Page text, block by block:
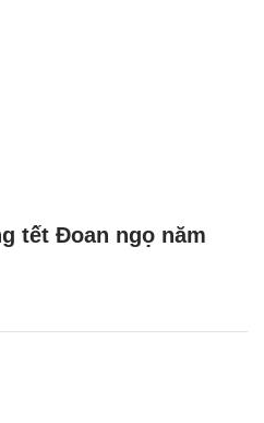
tết Đoan ngọ năm